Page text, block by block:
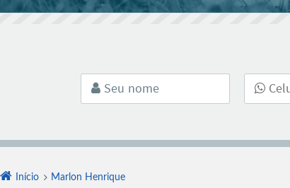
Início Marlon Henrique